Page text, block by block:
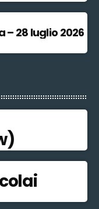
– 28 luglio 2026